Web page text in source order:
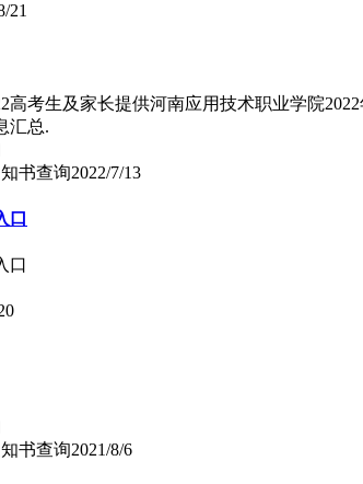
21
考生及家长提供河南应用技术职业学院
汇总.
书查询2022/7/13
口
口
书查询2021/8/6